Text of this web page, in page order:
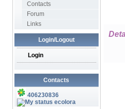
Contacts
Forum
Links
Login/Logout
Login
Contacts
406230836
ecolora